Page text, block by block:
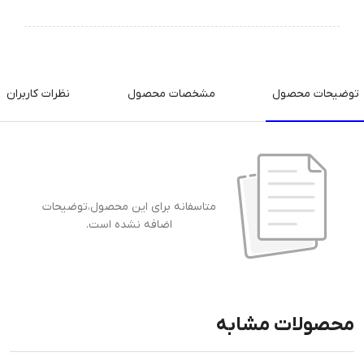
توضیحات محصول مشخصات محصول نظرات کاربران
متاسفانه برای این محصول،توضیحات
اضافه نشده است.
محصولات مشابه